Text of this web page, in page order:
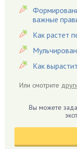
Вредители
Гардения
Гацания
Гвоздики
Георгины
Гиацинт
Гладиолусы
важные
Как растет
Как
Или смотрите
Вы можете